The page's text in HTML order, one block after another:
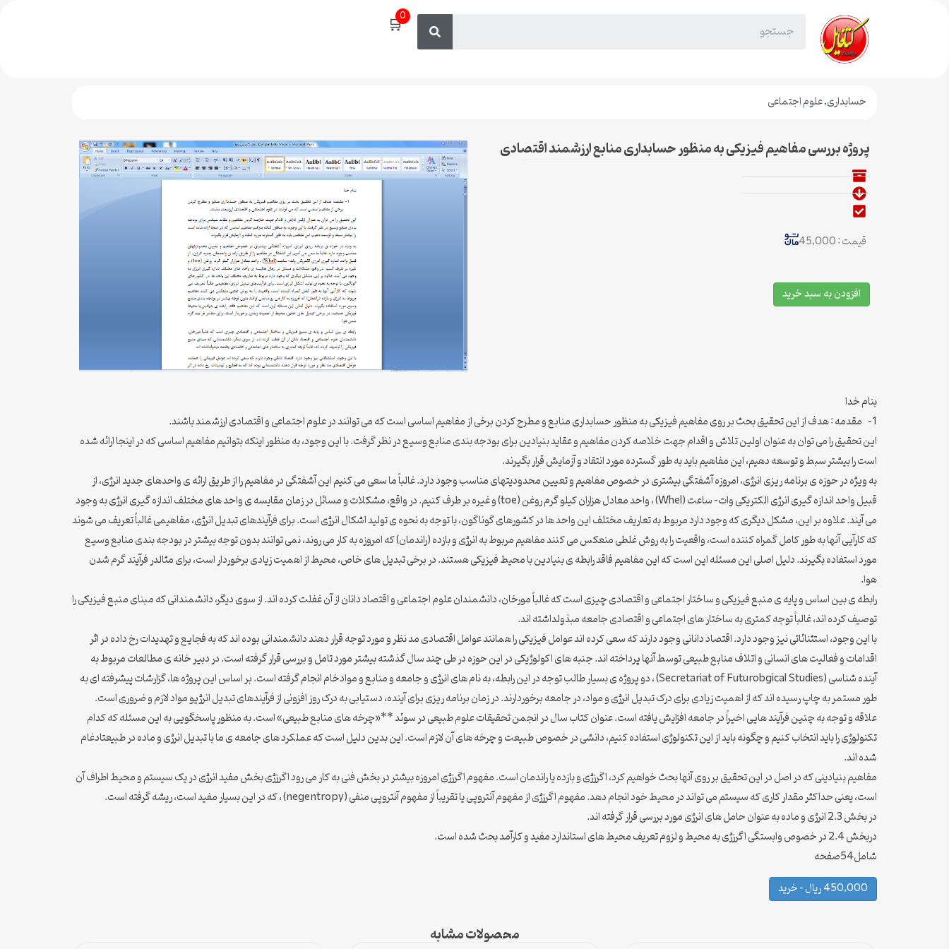
🛒0
حسابداری,علوم اجتماعی
پروژه بررسی مفاهیم فیزیکی به منظور حسابداری منابع ارزشمند اقتصادی
قیمت : 45,000
افزودن به سبد خرید
بنام خدا
1- مقدمه : هدف از این تحقیق بحث بر روی مفاهیم فیزیکی به منظور حسابداری منابع و مطرح کردن برخی از مفاهیم اساسی است که می توانند در علوم اجتماعی و اقتصادی ارزشمند باشند.
این تحقیق را می توان به عنوان اولین تلاش و اقدام جهت خلاصه کردن مفاهیم و عقاید بنیادین برای بودجه بندی منابع وسیع در نظر گرفت. با این وجود، به منظور اینکه بتوانیم مفاهیم اساسی که در اینجا ارائه شده
است را بیشتر سبط و توسعه دهیم، این مفاهیم باید به طور گسترده مورد انتقاد و آزمایش قرار بگیرند.
به ویژه در حوزه ی برنامه ریزی انرژی، امروزه آشفتگی بیشتری در خصوص مفاهیم و تعیین محدودیتهای مناسب وجود دارد. غالباً ما سعی می کنیم این آشفتگی در مفاهیم را از طریق ارائه ی واحدهای جدید انرژی، از
قبیل واحد اندازه گیری انرژی الکتریکی وات- ساعت (Whel) ، واحد معادل هزاران کیلو گرم روغن (toe) و غیره بر طرف کنیم. در واقع، مشکلات و مسائل در زمان مقایسه ی واحد های مختلف اندازه گیری انرژی به وجود
می آیند. علاوه بر این، مشکل دیگری که وجود دارد مربوط به تعاریف مختلف این واحد ها در کشورهای گوناگون، با توجه به نحوه ی تولید اشکال انرژی است. برای فرآیندهای تبدیل انرژی، مفاهیمی غالباً تعریف می شوند
که کارآیی آنها به طور کامل گمراه کننده است، واقعیت را به روش غلطی منعکس می کنند مفاهیم مربوط به انرژی و بازده (راندمان) که امروزه به کار می روند، نمی توانند بدون توجه بیشتر در بودجه بندی منابع وسیع
مورد استفاده بگیرند. دلیل اصلی این مسئله این است که این مفاهیم فاقد رابطه ی بنیادین با محیط فیزیکی هستند. در برخی تبدیل های خاص، محیط از اهمیت زیادی برخوردار است، برای مثالدر فرآیند گرم شدن
هوا.
رابطه ی بین اساس و پایه ی منبع فیزیکی و ساختار اجتماعی و اقتصادی چیزی است که غالباً مورخان، دانشمندان علوم اجتماعی و اقتصاد دانان از آن غفلت کرده اند. از سوی دیگر، دانشمندانی که مبنای منبع فیزیکی را
توصیف کرده اند، غالباً توجه کمتری به ساختار های اجتماعی و اقتصادی جامعه مبذولداشته اند.
با این وجود، استثنائاتی نیز وجود دارد. اقتصاد دانانی وجود دارند که سعی کرده اند عوامل فیزیکی را همانند عوامل اقتصادی مد نظر و مورد توجه قرار دهند دانشمندانی بوده اند که به فجایع و تهدیدات رخ داده در اثر
اقدامات و فعالیت های انسانی و اتلاف منابع طبیعی توسط آنها پرداخته اند. جنبه های اکولوژیکی در این حوزه در طی چند سال گذشته بیشتر مورد تامل و بررسی قرار گرفته است. در دبیر خانه ی مطالعات مربوط به
آینده شناسی (Secretariat of Futurobgical Studies) ، دو پروژه ی بسیار طالب توجه در این رابطه، به نام های انرژی و جامعه و منابع و موادخام انجام گرفته است. بر اساس این پروژه ها، گزارشات پیشرفته ای به
طور مستمر به چاپ رسیده اند که از اهمیت زیادی برای درک تبدیل انرژی و مواد، در جامعه برخوردارند. در زمان برنامه ریزی برای آینده، دستیابی به درک روز افزونی از فرآیندهای تبدیل انرژیو مواد لازم و ضروری است.
علاقه و توجه به چنین فرآیند هایی اخیراً در جامعه افزایش یافته است. عنوان کتاب سال در انجمن تحقیقات علوم طبیعی در سوئد **«چرخه های منابع طبیعی» است. به منظور پاسخگویی به این مسئله که کدام
تکنولوژی را باید انتخاب کنیم و چگونه باید از این تکنولوژی استفاده کنیم، دانشی در خصوص طبیعت و چرخه های آن لازم است. این بدین دلیل است که عملکرد های جامعه ی ما با تبدیل انرژی و ماده در طبیعتادغام
شده اند.
مفاهیم بنیادینی که در اصل در این تحقیق بر روی آنها بحث خواهیم کرد، اگرزژی و بازده یا راندمان است. مفهوم اگرزژی امروزه بیشتر در بخش فنی به کار می رود اگرزژی بخش مفید انرژی در یک سیستم و محیط اطراف آن
است، یعنی حداکثر مقدار کاری که سیستم می تواند در محیط خود انجام دهد. مفهوم اگرزژی از مفهوم آنتروپی یا تقریباً از مفهوم آنتروپی منفی (negentropy) ، که در این بسیار مفید است، ریشه گرفته است.
در بخش 2.3 انرژی و ماده به عنوان حامل های انرژی مورد بررسی قرار گرفته اند.
دربخش 2.4 در خصوص وابستگی اگرزژی به محیط و لزوم تعریف محیط های استاندارد مفید و کارآمد بحث شده است.
شامل54صفحه
450,000 ریال – خرید
محصولات مشابه